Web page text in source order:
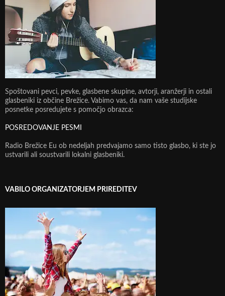
Spoštovani pevci, pevke, glasbene skupine, avtorji, aranžerji in ostali
glasbeniki iz občine Brežice. Vabimo vas, da nam vaše studijske
posnetke posredujete s pomočjo obrazca:
POSREDOVANJE PESMI
Radio Brežice Eu ob nedeljah predvajamo samo tisto glasbo, ki ste jo
ustvarili ali soustvarili lokalni glasbeniki.
VABILO ORGANIZATORJEM PRIREDITEV